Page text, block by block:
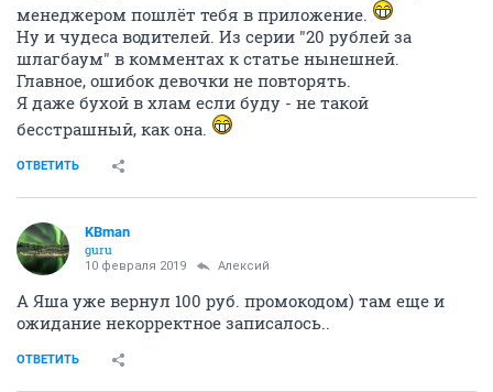
менеджером пошлёт тебя в приложение.
Ну и чудеса водителей. Из серии "20 рублей за
шлагбаум" в комментах к статье нынешней.
Главное, ошибок девочки не повторять.
Я даже бухой в хлам если буду - не такой
бесстрашный, как она.
ОТВЕТИТЬ
KBman
guru
10 февраля 2019 Алексий
А Яша уже вернул 100 руб. промокодом) там еще и
ожидание некорректное записалось..
ОТВЕТИТЬ